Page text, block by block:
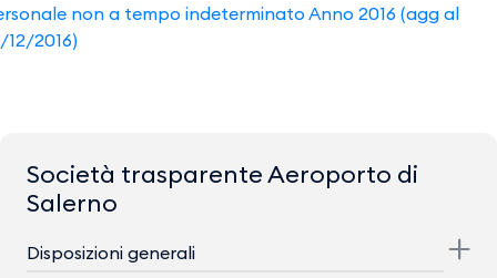
non a tempo indeterminato Anno 2016 (agg al
12/2016)
Società trasparente Aeroporto di
Salerno
Disposizioni generali